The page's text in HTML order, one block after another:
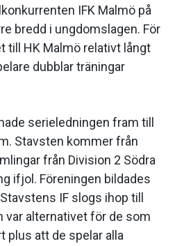
IFK Malmö på
bredd i ungdomslagen. För
till HK Malmö relativt långt
dubblar träningar
serieledningen fram till
Stavsten kommer från
från Division 2 Södra
ifjol. Föreningen bildades
IF slogs ihop till
var alternativet för de som
plus att de spelar alla